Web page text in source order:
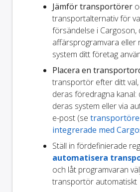
Jämför transportörer
transportalternativ för
försändelse i Cargoson,
affärsprogramvara eller
system ditt företag
Placera en
transportör efter ditt val,
deras föredragna kanal:
deras system eller via
e-post (se
integrerade med
Ställ in fördefinierade
automatisera
och låt programvaran
transportör automatiskt